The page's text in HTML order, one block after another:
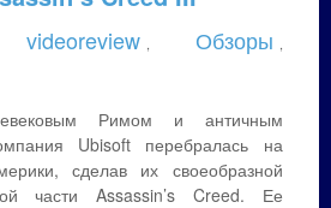
videoreview Обзоры
Римом и античным
Ubisoft перебралась на
сделав их своеобразной
части Assassin’s Creed. Ее